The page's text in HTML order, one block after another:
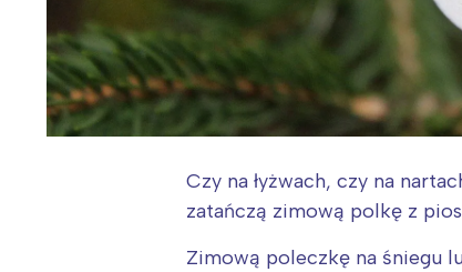
Czy na łyżwach, czy na
zatańczą zimową polkę z
Zimową poleczkę na śniegu